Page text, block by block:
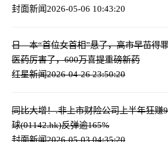
封面新闻2026-05-06 10:43:20
日—本“首位女首相”悬了，高市早苗得
医药厉害了，600万喜提重磅新药
红星新闻2026-04-26 23:50:20
同比大增！.非上市财险公司上半年狂赚
球(01142.hk)反弹逾165%
封面新闻2026-05-03 04:35:20